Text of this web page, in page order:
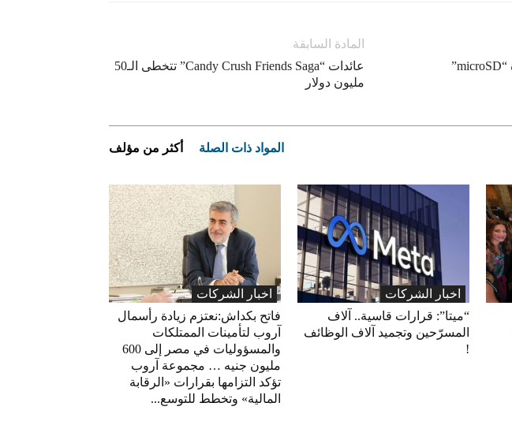
المادة السابقة
عائدات “Candy Crush Friends Saga” تتخطى الـ50
مليون دولار
“توشيبا” تطلق بطاقات ذاكرة “microSD”
المواد ذات الصلة أكثر من مؤلف
اخبار الشركات
فاتح بكداش:نعتزم زيادة رأسمال
آروب لتأمينات الممتلكات
والمسؤوليات في مصر إلى 600
مليون جنيه … مجموعة آروب
تؤكد التزامها بقرارات «الرقابة
المالية» وتخطط للتوسع...
اخبار الشركات
“ميتا”: قرارات قاسية.. آلاف
المسرّحين وتجميد آلاف الوظائف
!